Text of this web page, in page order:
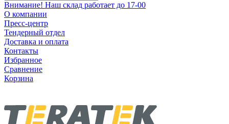
Внимание! Наш склад работает до 17-00
О компании
Пресс-центр
Тендерный отдел
Доставка и оплата
Контакты
Избранное
Сравнение
Корзина